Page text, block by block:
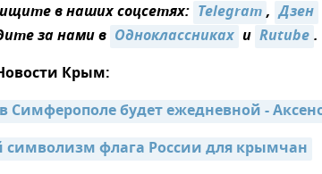
в наших соцсетях: Telegram, Дзен
за нами в Одноклассниках и Rutube.
Крым:
Симферополе будет ежедневной -
символизм флага России для крымчан